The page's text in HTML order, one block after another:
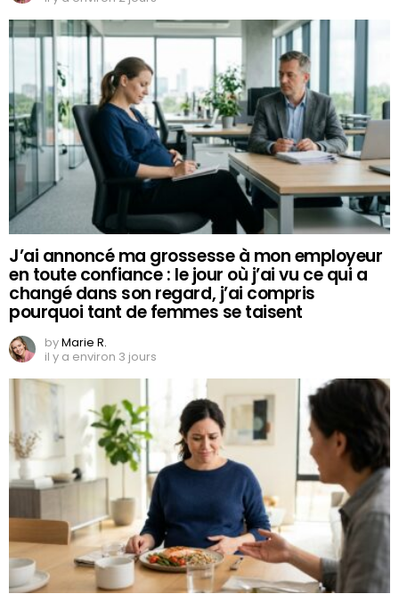
J’ai annoncé ma grossesse à mon employeur
en toute confiance : le jour où j’ai vu ce qui a
changé dans son regard, j’ai compris
pourquoi tant de femmes se taisent
byMarie R.
il y a environ 3 jours